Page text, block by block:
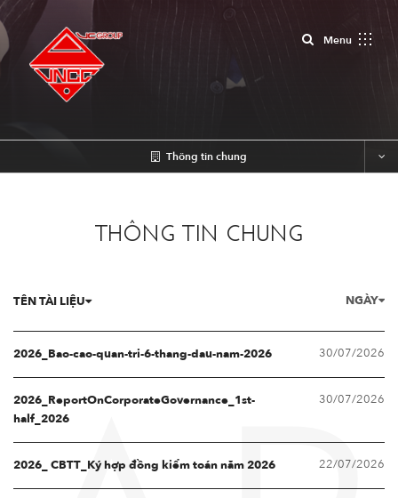
MenuClose
Thông tin chung
THÔNG TIN CHUNG
TÊN TÀI LIỆU NGÀY
2026_Bao-cao-quan-tri-6-thang-dau-nam-2026 30/07/2026
2026_ReportOnCorporateGovernance_1st-
half_2026
30/07/2026
2026_ CBTT_Ký hợp đồng kiểm toán năm 2026 22/07/2026